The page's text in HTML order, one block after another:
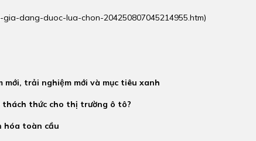
dang-duoc-lua-chon-204250807045214955.htm)
mới, trải nghiệm mới và mục tiêu xanh
thách thức cho thị trường ô tô?
hóa toàn cầu